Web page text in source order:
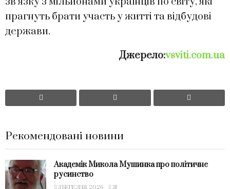
прагнуть брати участь у житті та відбудові
держави.
Джерело:vsviti.com.ua
Рекомендовані новини
Академік Микола Мушинка про політичне
русинство
3 БЕРЕЗНЯ, 2026 31